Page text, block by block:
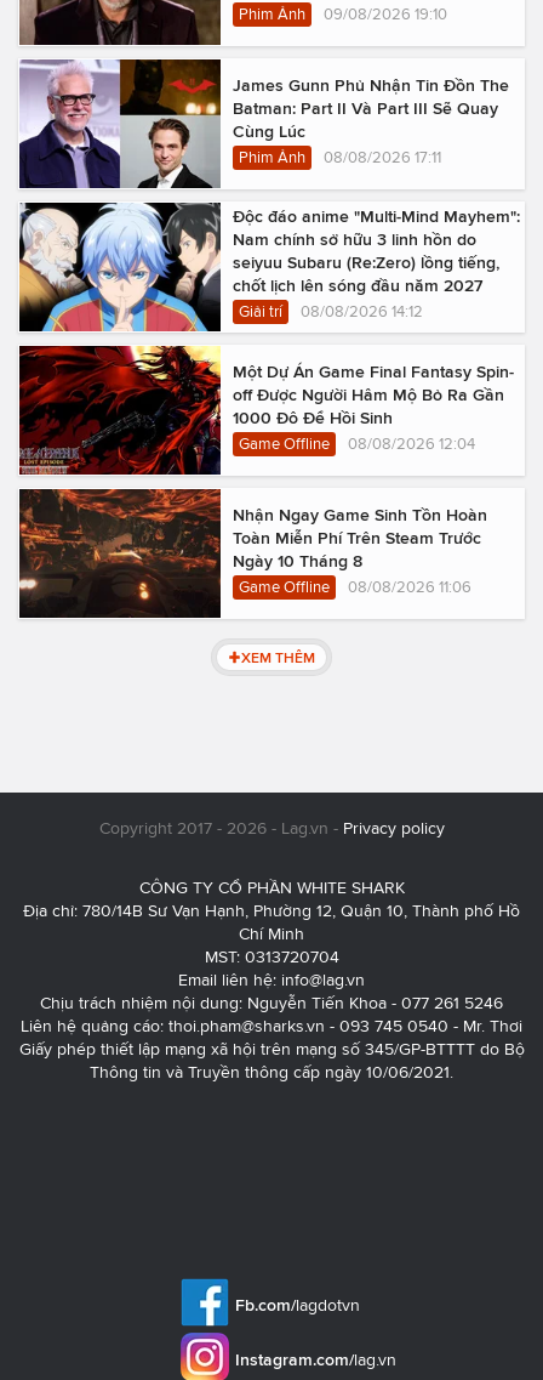
Phim Ảnh 09/08/2026 19:10
James Gunn Phủ Nhận Tin Đồn The
Batman: Part II Và Part III Sẽ Quay
Cùng Lúc
Phim Ảnh 08/08/2026 17:11
Độc đáo anime "Multi-Mind Mayhem":
Nam chính sở hữu 3 linh hồn do
seiyuu Subaru (Re:Zero) lồng tiếng,
chốt lịch lên sóng đầu năm 2027
Giải trí 08/08/2026 14:12
Một Dự Án Game Final Fantasy Spin-
off Được Người Hâm Mộ Bỏ Ra Gần
1000 Đô Để Hồi Sinh
Game Offline 08/08/2026 12:04
Nhận Ngay Game Sinh Tồn Hoàn
Toàn Miễn Phí Trên Steam Trước
Ngày 10 Tháng 8
Game Offline 08/08/2026 11:06
XEM THÊM
Copyright 2017 - 2026 - Lag.vn - Privacy policy
CÔNG TY CỔ PHẦN WHITE SHARK
Địa chỉ: 780/14B Sư Vạn Hạnh, Phường 12, Quận 10, Thành phố Hồ
Chí Minh
MST: 0313720704
Email liên hệ: info@lag.vn
Chịu trách nhiệm nội dung: Nguyễn Tiến Khoa - 077 261 5246
Liên hệ quảng cáo: thoi.pham@sharks.vn - 093 745 0540 - Mr. Thơi
Giấy phép thiết lập mạng xã hội trên mạng số 345/GP-BTTTT do Bộ
Thông tin và Truyền thông cấp ngày 10/06/2021.
Fb.com/lagdotvn
Instagram.com/lag.vn